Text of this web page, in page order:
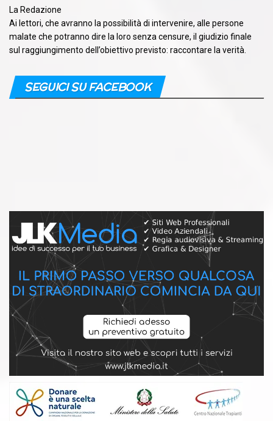
La Redazione
Ai lettori, che avranno la possibilità di intervenire, alle persone
malate che potranno dire la loro senza censure, il giudizio finale
sul raggiungimento dell’obiettivo previsto: raccontare la verità.
SEGUICI SU FACEBOOK